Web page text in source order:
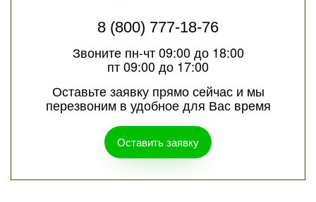
8 (800) 777-18-76
Звоните пн-чт 09:00 до 18:00
пт 09:00 до 17:00
Оставьте заявку прямо сейчас и мы
перезвоним в удобное для Вас время
Оставить заявку